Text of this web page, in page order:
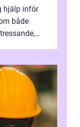
hjälp inför
både